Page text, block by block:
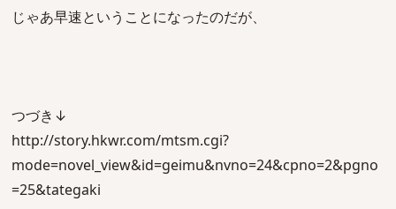
じゃあ早速ということになったのだが、
つづき↓
http://story.hkwr.com/mtsm.cgi?
mode=novel_view&id=geimu&nvno=24&cpno=2&pgno
=25&tategaki